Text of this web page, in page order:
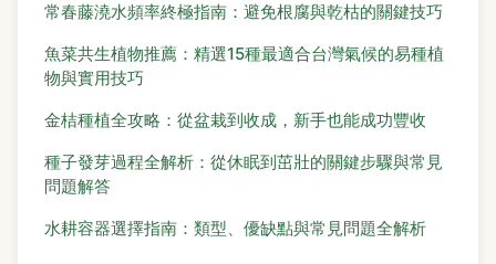
常春藤澆水頻率終極指南：避免根腐與乾枯的關鍵技巧
魚菜共生植物推薦：精選15種最適合台灣氣候的易種植
物與實用技巧
金桔種植全攻略：從盆栽到收成，新手也能成功豐收
種子發芽過程全解析：從休眠到茁壯的關鍵步驟與常見
問題解答
水耕容器選擇指南：類型、優缺點與常見問題全解析